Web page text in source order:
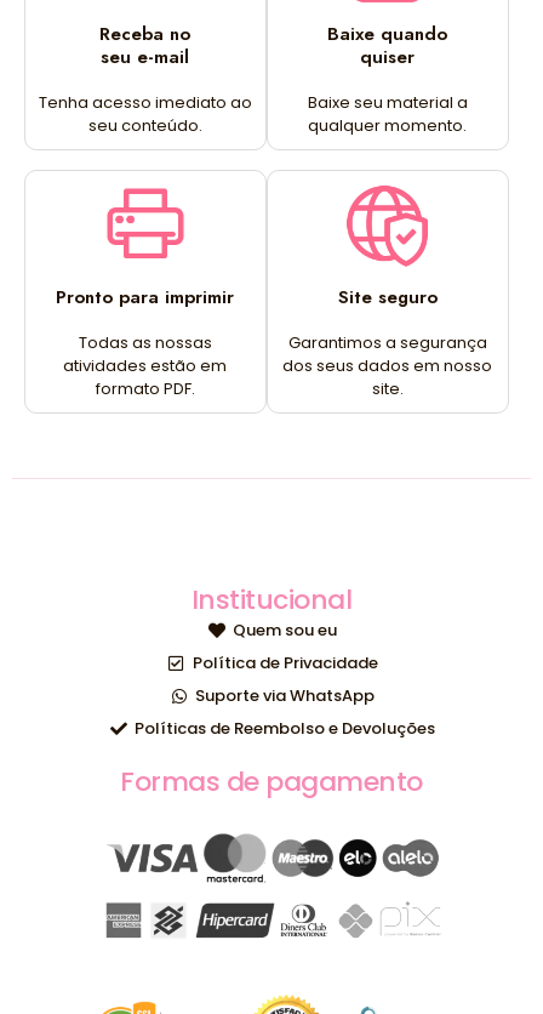
Receba no
seu e-mail
Tenha acesso imediato ao
seu conteúdo.
Baixe quando
quiser
Baixe seu material a
qualquer momento.
Pronto para imprimir
Todas as nossas
atividades estão em
formato PDF.
Site seguro
Garantimos a segurança
dos seus dados em nosso
site.
Institucional
Quem sou eu
Política de Privacidade
Suporte via WhatsApp
Políticas de Reembolso e Devoluções
Formas de pagamento